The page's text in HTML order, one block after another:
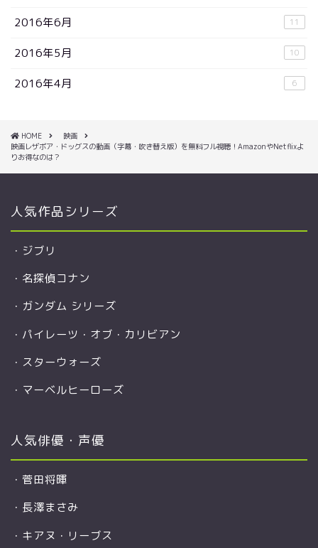
2016年6月 11
2016年5月 10
2016年4月 6
HOME
映画
映画レザボア・ドッグスの動画（字幕・吹き替え版）を無料フル視聴！AmazonやNetflixよ
りお得なのは？
人気作品シリーズ
・ ジブリ
・ 名探偵コナン
・ ガンダム シリーズ
・ パイレーツ・オブ・カリビアン
・ スターウォーズ
・ マーベルヒーローズ
人気俳優・声優
・ 菅田将暉
・ 長澤まさみ
・ キアヌ・リーブス